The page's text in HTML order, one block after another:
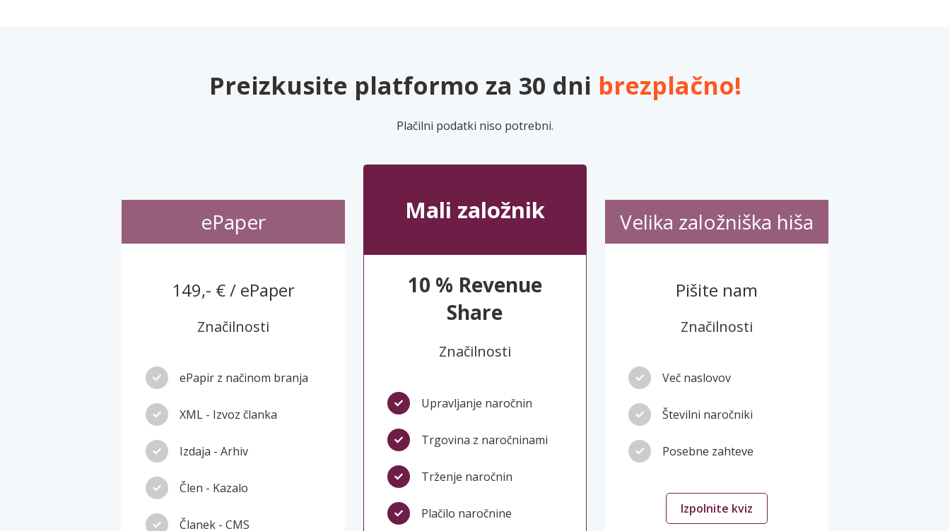
Preizkusite platformo za 30 dni brezplačno!
Plačilni podatki niso potrebni.
ePaper
149,- € / ePaper
Značilnosti
ePapir z načinom branja
XML - Izvoz članka
Izdaja - Arhiv
Člen - Kazalo
Članek - CMS
Mali založnik
10 % Revenue
Share
Značilnosti
Upravljanje naročnin
Trgovina z naročninami
Trženje naročnin
Plačilo naročnine
Velika založniška hiša
Pišite nam
Značilnosti
Več naslovov
Številni naročniki
Posebne zahteve
Izpolnite kviz